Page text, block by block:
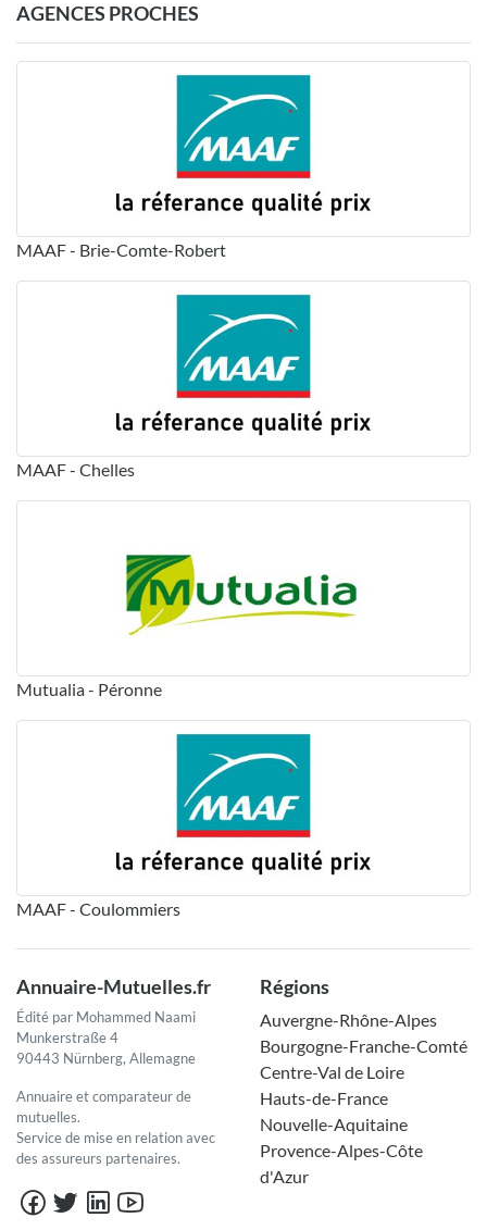
AGENCES PROCHES
MAAF - Brie-Comte-Robert
MAAF - Chelles
Mutualia - Péronne
MAAF - Coulommiers
Annuaire-Mutuelles.fr
Édité par Mohammed Naami
Munkerstraße 4
90443 Nürnberg, Allemagne
Annuaire et comparateur de
mutuelles.
Service de mise en relation avec
des assureurs partenaires.
Régions
Auvergne-Rhône-Alpes
Bourgogne-Franche-Comté
Centre-Val de Loire
Hauts-de-France
Nouvelle-Aquitaine
Provence-Alpes-Côte
d'Azur